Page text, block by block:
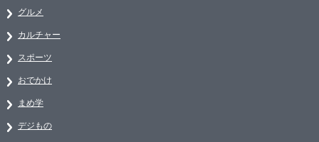
グルメ
カルチャー
スポーツ
おでかけ
まめ学
デジもの